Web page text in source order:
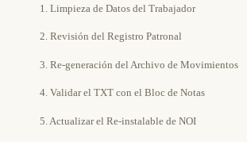
1. Limpieza de Datos del Trabajador
2. Revisión del Registro Patronal
3. Re-generación del Archivo de Movimientos
4. Validar el TXT con el Bloc de Notas
5. Actualizar el Re-instalable de NOI